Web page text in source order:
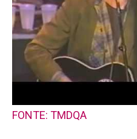
FONTE: TMDQA